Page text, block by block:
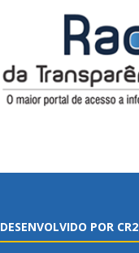
DESENVOLVIDO POR CR2